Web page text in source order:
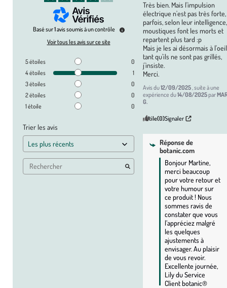
Basé sur1avis soumis à un contrôle
Voir tous les avis sur ce site
5étoiles
0
4étoiles
1
3étoiles
0
2étoiles
0
1étoile 0
Trier les avis
Très bien. Mais l'impulsion
électrique n'est pas très
parfois, selon leur
moustiques font les morts et
repartent plus tard :p
Mais je les ai désormais à
tant qu'ils ne sont pas grillés,
j'insiste.
Merci.
Avis du12/09/2025, suite à une
expérience du14/08/2025par
G.
Utile(0)Signaler
Réponse de
botanic.com
Bonjour Martine,
merci beaucoup
pour votre retour et
votre humour sur
ce produit ! Nous
sommes ravis de
constater que vous
l’appréciez malgré
les quelques
ajustements à
envisager. Au plaisir
de vous revoir.
Excellente journée,
Lily du Service
Client botanic®